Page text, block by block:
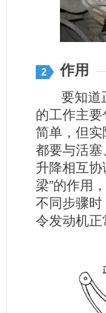
2 作用
要知道正
的工作主
简单，但
都要与活
升降相互
梁”的作用
不同步骤
令发动机正